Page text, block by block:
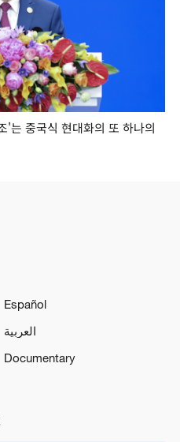
'는 중국식 현대화의 또 하나의
Español
العربية
Documentary